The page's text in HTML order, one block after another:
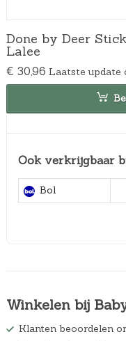
Done by Deer
Lalee
€ 30,96 Laatste update
Ook verkrijgbaar
Bol
Winkelen bij
Klanten beoordelen